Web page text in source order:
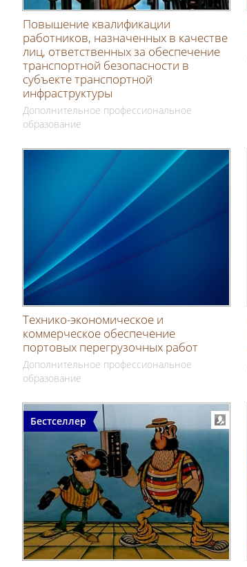
Повышение квалификации
работников, назначенных в качестве
лиц, ответственных за обеспечение
транспортной безопасности в
субъекте транспортной
инфраструктуры
Дополнительное профессиональное
образование
Технико-экономическое и
коммерческое обеспечение
портовых перегрузочных работ
Дополнительное профессиональное
образование